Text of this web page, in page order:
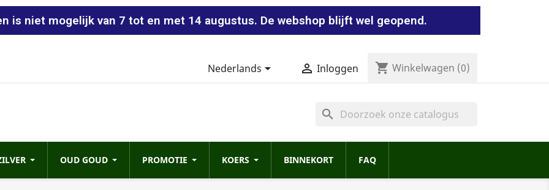
is niet mogelijk van 7 tot en met 14 augustus. De webshop blijft wel geopend.
Nederlands  Inloggen shopping_cart Winkelwagen (0)
search
OUD GOUD PROMOTIE KOERS BINNEKORT FAQ